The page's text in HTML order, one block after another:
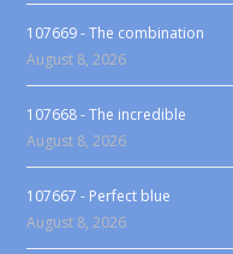
107669 - The combination
August 8, 2026
107668 - The incredible
August 8, 2026
107667 - Perfect blue
August 8, 2026